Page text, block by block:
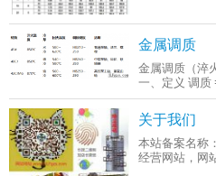
力0.4–0.6
金属调质
金属调质（淬
一、定义 调质
适用于中碳钢
成品组织：回
关于我们
本站备案名称
经营网站，网